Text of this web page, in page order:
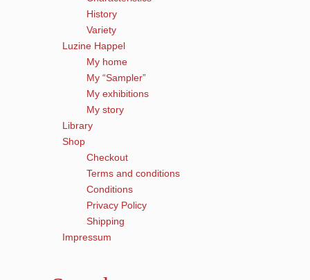
History
Variety
Luzine Happel
My home
My “Sampler”
My exhibitions
My story
Library
Shop
Checkout
Terms and conditions
Conditions
Privacy Policy
Shipping
Impressum